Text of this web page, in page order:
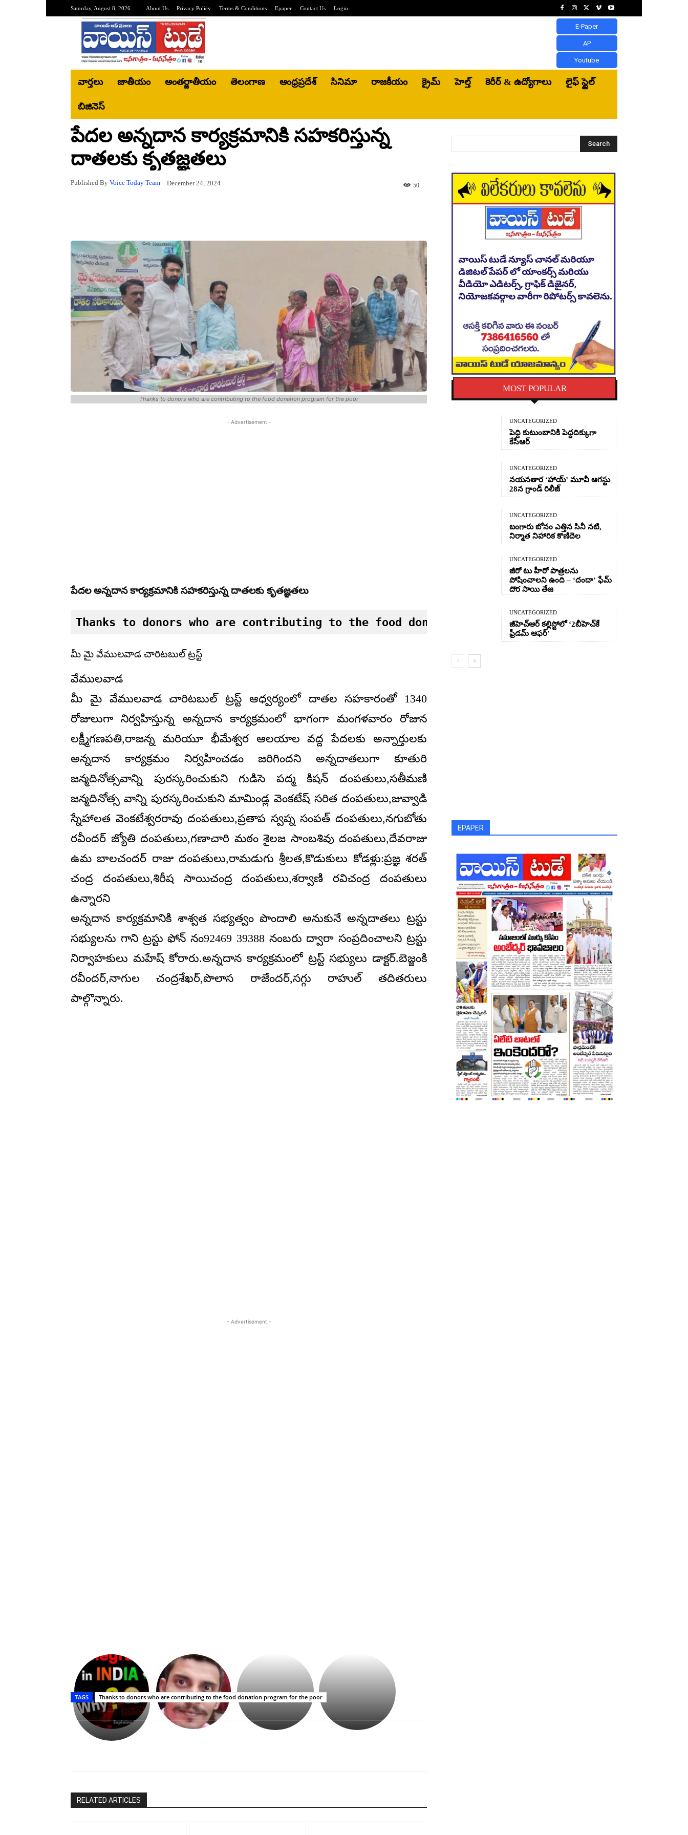
Saturday, August 8, 2026 About Us Privacy Policy Terms & Conditions Epaper Contact Us Login
E-Paper
AP
Youtube
వార్తలు జాతీయం అంతర్జాతీయం తెలంగాణ ఆంధ్రప్రదేశ్ సినిమా రాజకీయం క్రైమ్ హెల్త్‌ కెరీర్ & ఉద్యోగాలు లైఫ్ స్టైల్
బిజినెస్‌
పేదల అన్నదాన కార్యక్రమానికి సహకరిస్తున్న
దాతలకు కృతజ్ఞతలు
Published By Voice Today Team December 24, 2024 50
Thanks to donors who are contributing to the food donation program for the poor
- Advertisement -
పేదల అన్నదాన కార్యక్రమానికి సహకరిస్తున్న దాతలకు కృతజ్ఞతలు
Thanks to donors who are contributing to the food donation program for the poor
మీ మై వేములవాడ చారిటబుల్ ట్రస్ట్
వేములవాడ
మీ మై వేములవాడ చారిటబుల్ ట్రస్ట్ ఆధ్వర్యంలో దాతల సహకారంతో 1340
రోజులుగా నిర్వహిస్తున్న అన్నదాన కార్యక్రమంలో భాగంగా మంగళవారం రోజున
లక్ష్మీగణపతి,రాజన్న మరియూ భీమేశ్వర ఆలయాల వద్ద పేదలకు అన్నార్తులకు
అన్నదాన కార్యక్రమం నిర్వహించడం జరిగిందని అన్నదాతలుగా కూతురి
జన్మదినోత్సవాన్ని పురస్కరించుకుని గుడిసె పద్మ కిషన్ దంపతులు,సతీమణి
జన్మదినోత్స వాన్ని పురస్కరించుకుని మామిండ్ల వెంకటేష్ సరిత దంపతులు,జువ్వాడి
స్నేహాలత వెంకటేశ్వరరావు దంపతులు,ప్రతాప స్వప్న సంపత్ దంపతులు,నగుబోతు
రవీందర్ జ్యోతి దంపతులు,గణాచారి మఠం శైలజ సాంబశివు దంపతులు,దేవరాజు
ఉమ బాలచందర్ రాజు దంపతులు,రామడుగు శ్రీలత,కొడుకులు కోడళ్లు:ప్రజ్ఞ శరత్
చంద్ర దంపతులు,శిరీష సాయిచంద్ర దంపతులు,శర్వాణి రవిచంద్ర దంపతులు
ఉన్నారని
అన్నదాన కార్యక్రమానికి శాశ్వత సభ్యత్వం పొందాలి అనుకునే అన్నదాతలు ట్రస్టు
సభ్యులను గాని ట్రస్టు ఫోన్ నం92469 39388 నంబరు ద్వారా సంప్రదించాలని ట్రస్టు
నిర్వాహకులు మహేష్ కోరారు.అన్నదాన కార్యక్రమంలో ట్రస్ట్ సభ్యులు డాక్టర్.బెజ్జంకి
రవీందర్,నాగుల చంద్రశేఖర్,పొలాస రాజేందర్,సగ్గు రాహుల్ తదితరులు
పాల్గొన్నారు.
- Advertisement -
ప్రసాదం
తీర్థం..తులసీదళం
లేకుండా
అసంపూర్ణం
సినిమాతో
పాన్
ఇండియా
స్టార్
హీరోయిన్‏గా
శ్రీనిధి
Upasana:
భర్తపై
రివెంజ్
తీర్చుకున్న
ఉపాసన..
పాపం
రామ్
TAGS Thanks to donors who are contributing to the food donation program for the poor
RELATED ARTICLES
Search
MOST POPULAR
UNCATEGORIZED
పెద్ది కుటుంబానికి పెద్దదిక్కుగా
కేసీఆర్
UNCATEGORIZED
నయనతార ‘హాయ్’ మూవీ ఆగస్టు
28న గ్రాండ్ రిలీజ్
UNCATEGORIZED
బంగారు బోనం ఎత్తిన సినీ నటి,
నిర్మాత నిహారిక కొణిదెల
UNCATEGORIZED
జీరో టు హీరో పాత్రలను
పోషించాలని ఉంది – ‘దందా’ ఫేమ్
దొర సాయి తేజ
UNCATEGORIZED
జీహెచ్ఆర్‌ కల్లిస్టోలో ‘2బీహెచ్‌కే
ఫ్రీడమ్ ఆఫర్’
EPAPER